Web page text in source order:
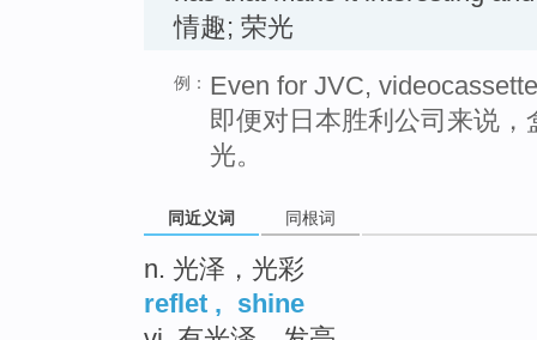
情趣; 荣光
例： Even for JVC,
即便对日本胜利公司来说
光。
同近义词 同根词
n. 光泽，光彩
reflet , shine